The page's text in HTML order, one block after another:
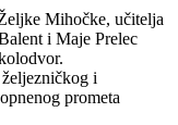
Mihočke, učitelja
i Maje Prelec
i
prometa